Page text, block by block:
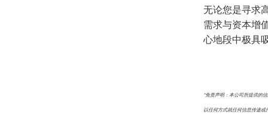
无论您是寻求
需求与资本增
心地段中极具
*免责声明：本公司所提供的
以任何方式就任何信息传递或